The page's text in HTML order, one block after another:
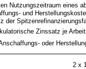
Nutzungszeitraum eines
und
der
Zinssatz je
oder
2 x